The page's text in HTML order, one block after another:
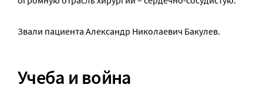
Звали пациента Александр Николаевич Бакулев.
Учеба и война